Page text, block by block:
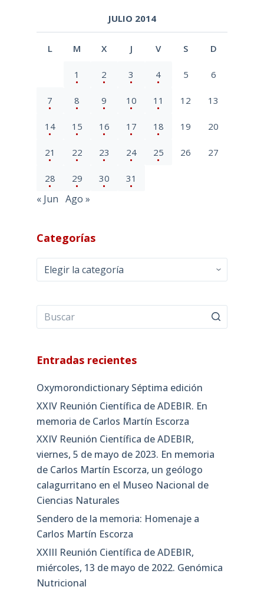
JULIO 2014
L M X J V S D
1 2 3 4 5 6
7 8 9 10 11 12 13
14 15 16 17 18 19 20
21 22 23 24 25 26 27
28 29 30 31
« Jun Ago »
Categorías
Categorías
Entradas recientes
Oxymorondictionary Séptima edición
XXIV Reunión Científica de ADEBIR. En
memoria de Carlos Martín Escorza
XXIV Reunión Científica de ADEBIR,
viernes, 5 de mayo de 2023. En memoria
de Carlos Martín Escorza, un geólogo
calagurritano en el Museo Nacional de
Ciencias Naturales
Sendero de la memoria: Homenaje a
Carlos Martín Escorza
XXIII Reunión Científica de ADEBIR,
miércoles, 13 de mayo de 2022. Genómica
Nutricional